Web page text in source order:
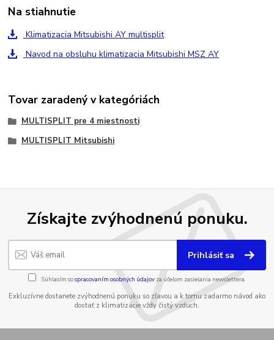
Na stiahnutie
Klimatizacia Mitsubishi AY multisplit
Navod na obsluhu klimatizacia Mitsubishi MSZ AY
Tovar zaradený v kategóriách
MULTISPLIT pre 4 miestnosti
MULTISPLIT Mitsubishi
Získajte zvýhodnenú ponuku.
Prihlásiť sa
Súhlasím sospracovaním osobných údajov za účelom zasielania newslettera.
Exkluzívne dostanete zvýhodnenú ponuku so zľavou a k tomu zadarmo návod ako
dostať z klimatizácie vždy čistý vzduch.